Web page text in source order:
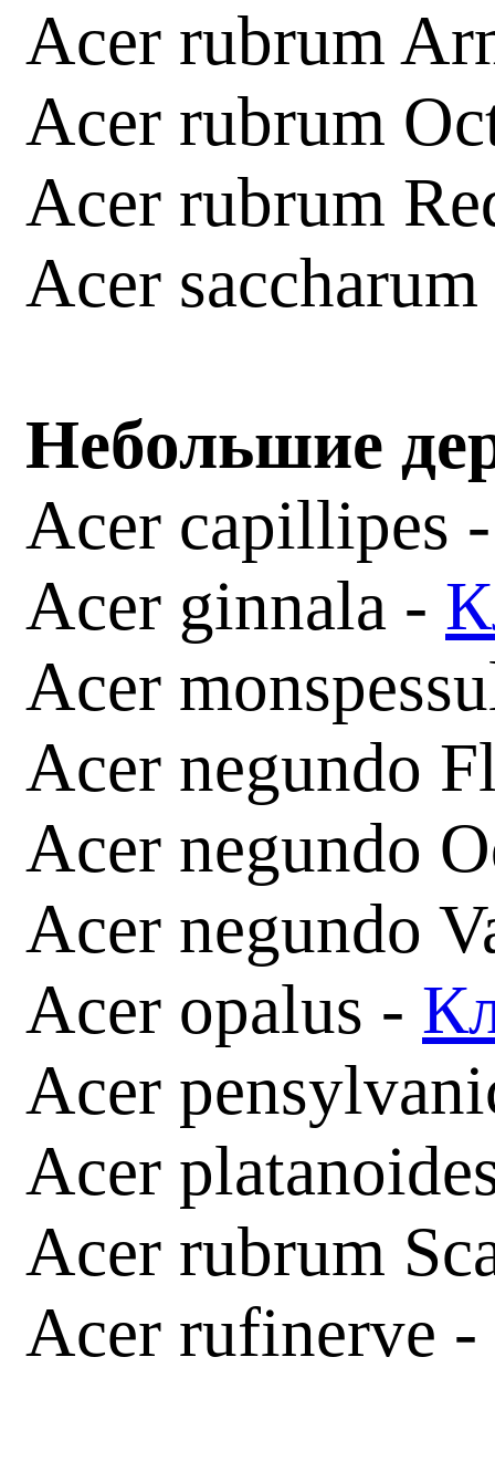
Acer rubrum
Acer rubrum
Acer rubrum
Acer
Небольшие
Acer capillipes
Acer ginnala -
Acer
Acer negundo
Acer negundo
Acer negundo
Acer opalus -
Acer
Acer
Acer rubrum
Acer rufinerve -